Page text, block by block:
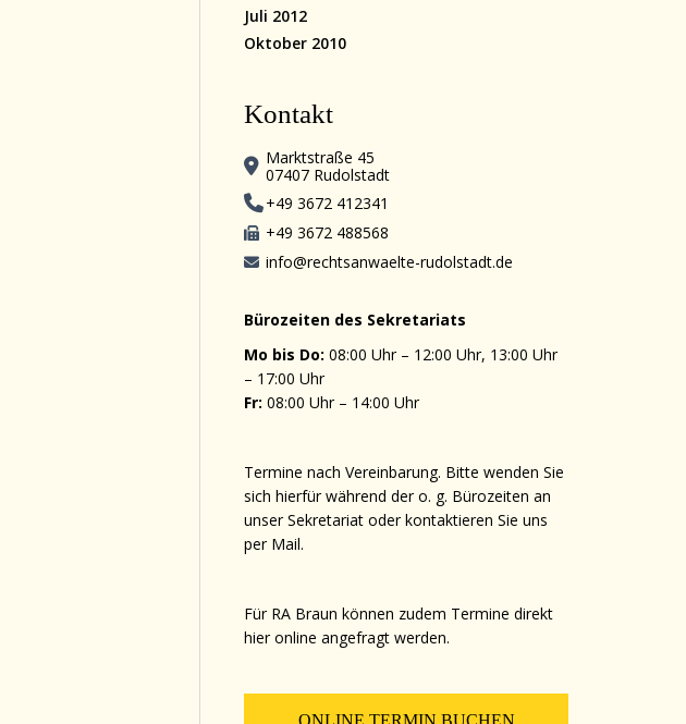
Juli 2012
Oktober 2010
Kontakt
Marktstraße 45
07407 Rudolstadt
+49 3672 412341
+49 3672 488568
info@rechtsanwaelte-rudolstadt.de
Bürozeiten des Sekretariats
Mo bis Do: 08:00 Uhr – 12:00 Uhr, 13:00 Uhr
– 17:00 Uhr
Fr: 08:00 Uhr – 14:00 Uhr
Termine nach Vereinbarung. Bitte wenden Sie
sich hierfür während der o. g. Bürozeiten an
unser Sekretariat oder kontaktieren Sie uns
per Mail.
Für RA Braun können zudem Termine direkt
hier online angefragt werden.
ONLINE TERMIN BUCHEN